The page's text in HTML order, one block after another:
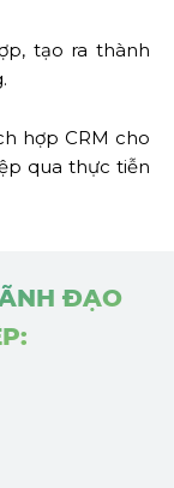
ĐẠO
tạo ra thành
hợp CRM cho
qua thực tiễn